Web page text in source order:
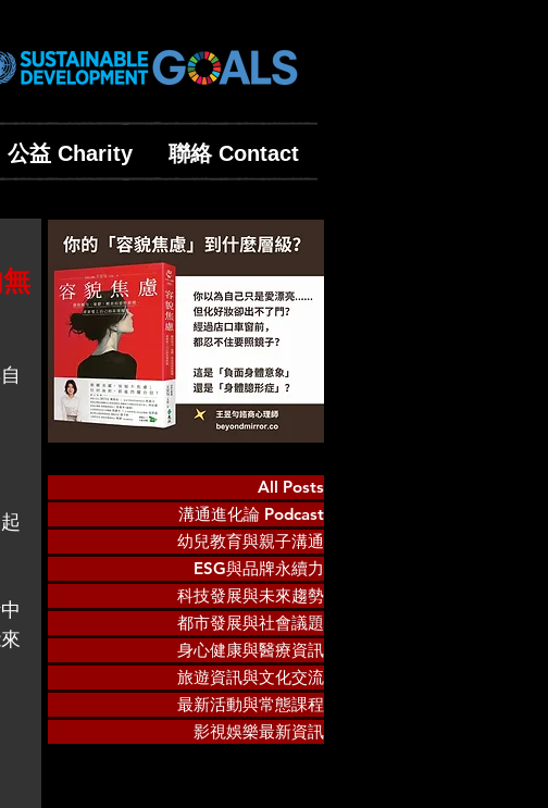
公益 Charity 聯絡 Contact
All Posts
溝通進化論 Podcast
幼兒教育與親子溝通
ESG與品牌永續力
科技發展與未來趨勢
都市發展與社會議題
身心健康與醫療資訊
旅遊資訊與文化交流
最新活動與常態課程
影視娛樂最新資訊